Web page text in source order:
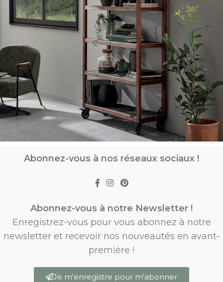
Abonnez-vous à nos réseaux sociaux !
Abonnez-vous à notre Newsletter !
Enregistrez-vous pour vous abonnez à notre
newsletter et recevoir nos nouveautés en avant-
première !
Je m'enregistre pour m'abonner